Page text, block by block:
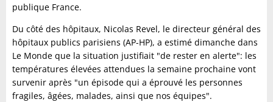
publique France.
Du côté des hôpitaux, Nicolas Revel, le directeur général des
hôpitaux publics parisiens (AP-HP), a estimé dimanche dans
Le Monde que la situation justifiait "de rester en alerte": les
températures élevées attendues la semaine prochaine vont
survenir après "un épisode qui a éprouvé les personnes
fragiles, âgées, malades, ainsi que nos équipes".